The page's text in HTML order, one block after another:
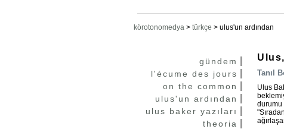
körotonomedya > türkçe > ulus'un ardından
gündem
l'écume des jours
on the common
ulus'un ardından
ulus baker yazıları
theoria
Tanıl
Ulus
durumu